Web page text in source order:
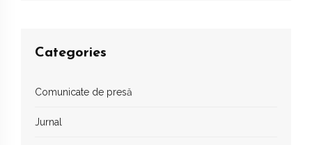
Categories
Comunicate de presă
Jurnal